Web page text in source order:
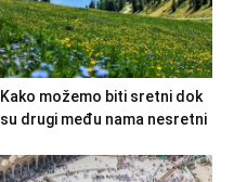
Kako možemo biti sretni dok
su drugi među nama nesretni